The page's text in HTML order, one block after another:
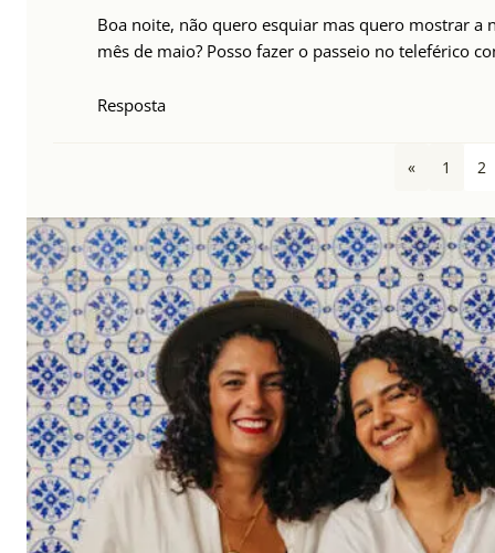
Boa noite, não quero esquiar mas quero mostrar
mês de maio? Posso fazer o passeio no teleférico
Resposta
« 1 2